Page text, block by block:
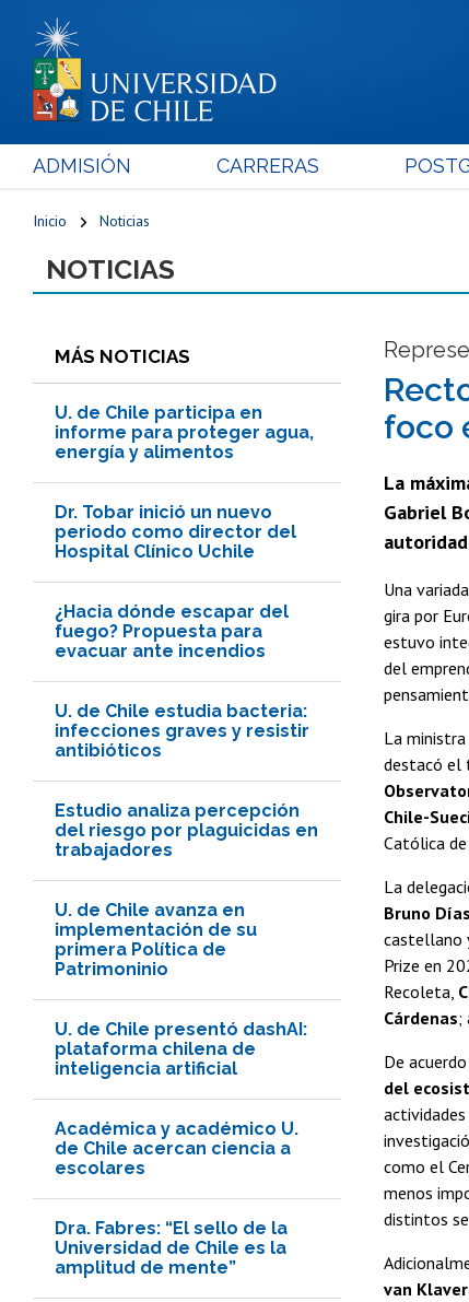
ADMISIÓN CARRERAS
Inicio Noticias
NOTICIAS
MÁS NOTICIAS
U. de Chile participa en
informe para proteger agua,
energía y alimentos
Dr. Tobar inició un nuevo
periodo como director del
Hospital Clínico Uchile
¿Hacia dónde escapar del
fuego? Propuesta para
evacuar ante incendios
U. de Chile estudia bacteria:
infecciones graves y resistir
antibióticos
Estudio analiza percepción
del riesgo por plaguicidas en
trabajadores
U. de Chile avanza en
implementación de su
primera Política de
Patrimoninio
U. de Chile presentó dashAI:
plataforma chilena de
inteligencia artificial
Académica y académico U.
de Chile acercan ciencia a
escolares
Dra. Fabres: “El sello de la
Universidad de Chile es la
amplitud de mente”
foco
La
Gabriel
Una
gira por
estuvo
del
La ministra
destacó el
Chile-
Católica
La
Bruno Días
castellano
Prize en
Recoleta,
Cárdenas;
De
del
como el
menos
distintos
van